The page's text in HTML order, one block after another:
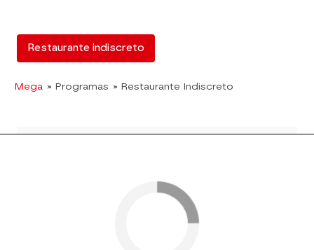
Restaurante indiscreto
Mega » Programas » Restaurante Indiscreto